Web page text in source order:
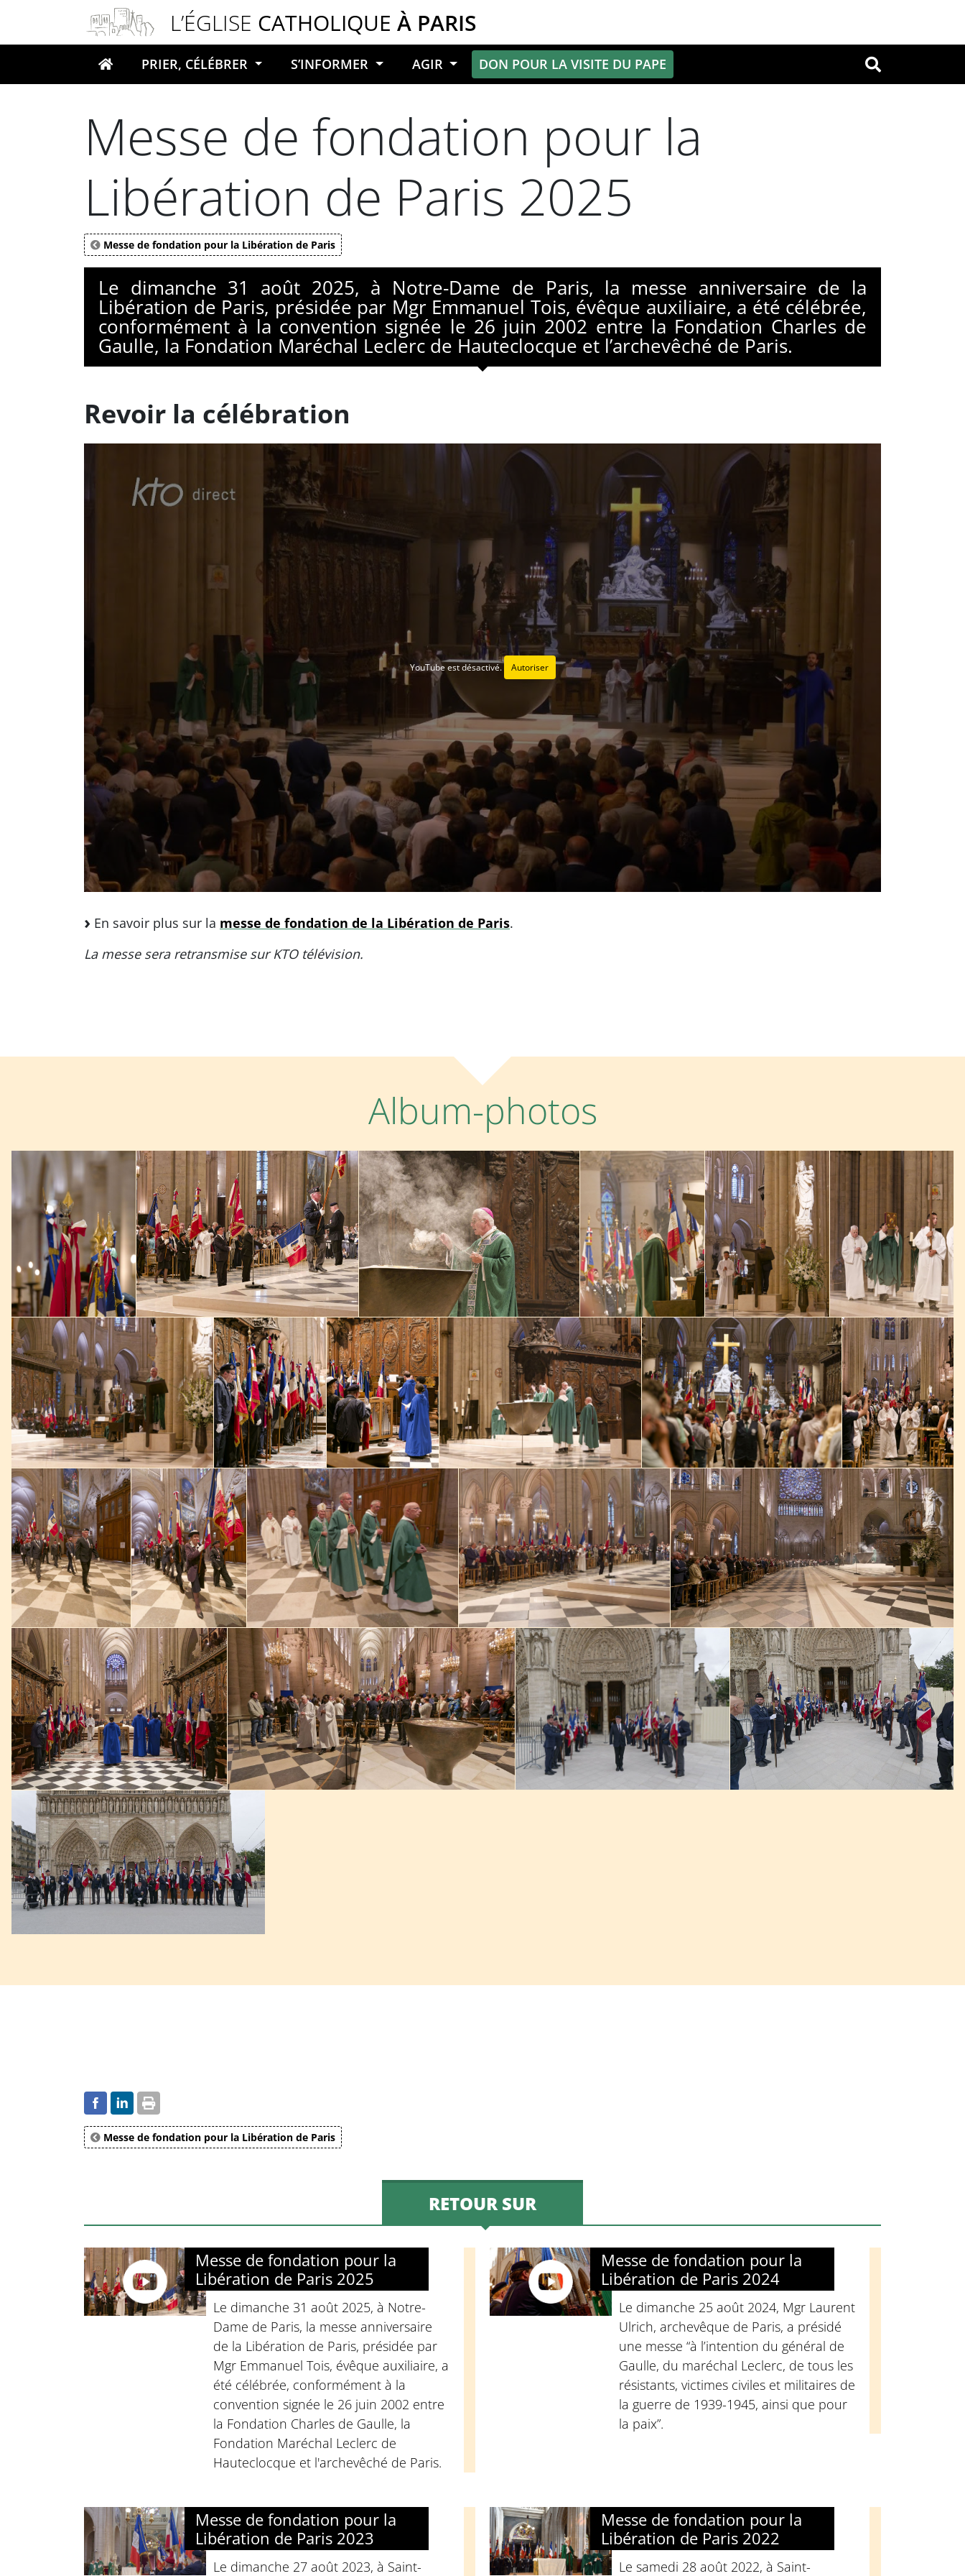
L’ÉGLISE CATHOLIQUE À PARIS
Votre recherche OK
PRIER, CÉLÉBRER S’INFORMER AGIR DON POUR LA VISITE DU PAPE
Messe de fondation pour la
Libération de Paris 2025
Messe de fondation pour la Libération de Paris
Le dimanche 31 août 2025, à Notre-Dame de Paris, la messe anniversaire de la
Libération de Paris, présidée par Mgr Emmanuel Tois, évêque auxiliaire, a été célébrée,
conformément à la convention signée le 26 juin 2002 entre la Fondation Charles de
Gaulle, la Fondation Maréchal Leclerc de Hauteclocque et l’archevêché de Paris.
Revoir la célébration
YouTube est désactivé. Autoriser
En savoir plus sur la messe de fondation de la Libération de Paris.
La messe sera retransmise sur KTO télévision.
Album-photos
Messe de fondation pour la Libération de Paris
RETOUR SUR
Messe de fondation pour la
Libération de Paris 2025
Le dimanche 31 août 2025, à Notre-
Dame de Paris, la messe anniversaire
de la Libération de Paris, présidée par
Mgr Emmanuel Tois, évêque auxiliaire, a
été célébrée, conformément à la
convention signée le 26 juin 2002 entre
la Fondation Charles de Gaulle, la
Fondation Maréchal Leclerc de
Hauteclocque et l'archevêché de Paris.
Messe de fondation pour la
Libération de Paris 2024
Le dimanche 25 août 2024, Mgr Laurent
Ulrich, archevêque de Paris, a présidé
une messe “à l’intention du général de
Gaulle, du maréchal Leclerc, de tous les
résistants, victimes civiles et militaires de
la guerre de 1939-1945, ainsi que pour
la paix”.
Messe de fondation pour la
Libération de Paris 2023
Le dimanche 27 août 2023, à Saint-
Messe de fondation pour la
Libération de Paris 2022
Le samedi 28 août 2022, à Saint-
Panneau de gestion des cookies